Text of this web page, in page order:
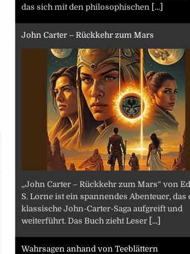
das sich mit den philosophischen [...]
John Carter – Rückkehr zum Mars
„John Carter – Rückkehr zum Mars“ von
S. Lorne ist ein spannendes Abenteuer, das
klassische John-Carter-Saga aufgreift und
weiterführt. Das Buch zieht Leser [...]
Wahrsagen anhand von Teeblättern